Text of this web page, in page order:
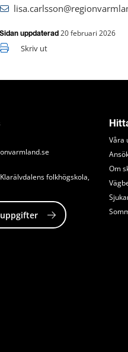
Sidan uppdaterad 20 februari 2026
Skriv ut
folkhögskola,
Våra
Om